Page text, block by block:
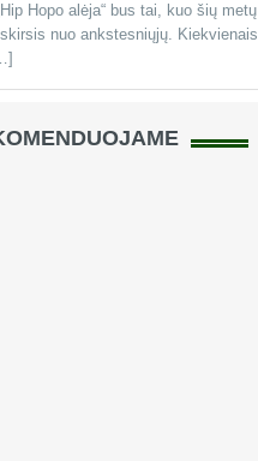
Hopo alėja“ bus tai, kuo šių metų
nuo ankstesniųjų. Kiekvienais